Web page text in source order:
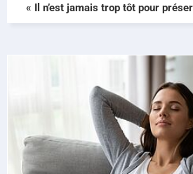
« Il n’est jamais trop tôt pour